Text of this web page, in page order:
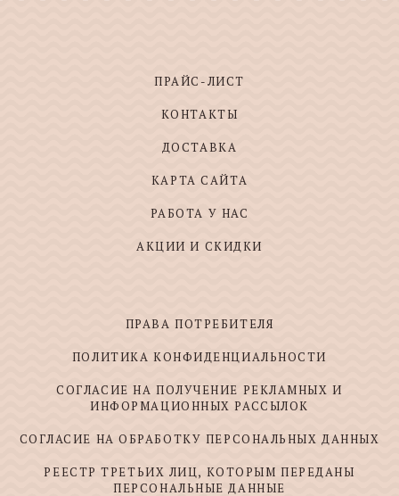
ПРАЙС-ЛИСТ
КОНТАКТЫ
ДОСТАВКА
КАРТА САЙТА
РАБОТА У НАС
АКЦИИ И СКИДКИ
ПРАВА ПОТРЕБИТЕЛЯ
ПОЛИТИКА КОНФИДЕНЦИАЛЬНОСТИ
СОГЛАСИЕ НА ПОЛУЧЕНИЕ РЕКЛАМНЫХ И
ИНФОРМАЦИОННЫХ РАССЫЛОК
СОГЛАСИЕ НА ОБРАБОТКУ ПЕРСОНАЛЬНЫХ ДАННЫХ
РЕЕСТР ТРЕТЬИХ ЛИЦ, КОТОРЫМ ПЕРЕДАНЫ
ПЕРСОНАЛЬНЫЕ ДАННЫЕ